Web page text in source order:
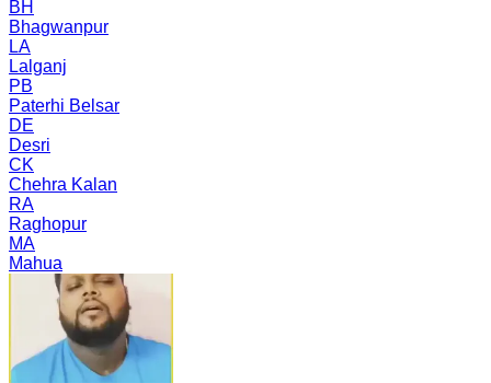
BH
Bhagwanpur
LA
Lalganj
PB
Paterhi Belsar
DE
Desri
CK
Chehra Kalan
RA
Raghopur
MA
Mahua